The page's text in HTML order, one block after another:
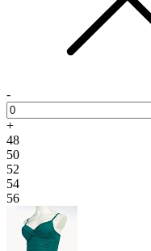
-
+
48
50
52
54
56